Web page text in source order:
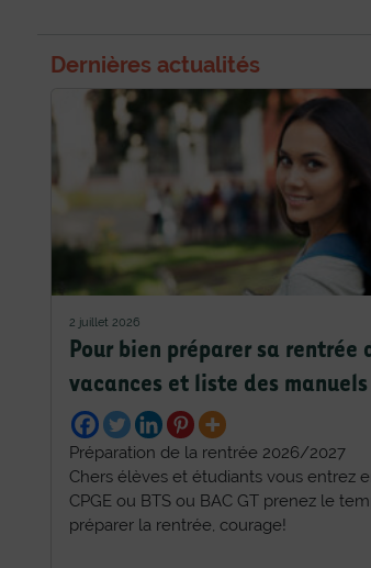
Dernières actualités
2 juillet 2026
Pour bien préparer sa rentrée
vacances et liste des manuels
Préparation de la rentrée 2026/2027
Chers élèves et étudiants vous entrez
CPGE ou BTS ou BAC GT prenez le
préparer la rentrée, courage!